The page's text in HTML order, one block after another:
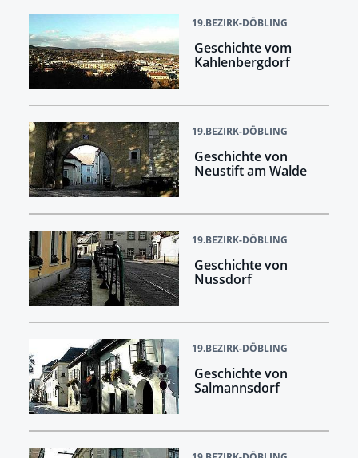
19.BEZIRK-DÖBLING
Geschichte vom
Kahlenbergdorf
19.BEZIRK-DÖBLING
Geschichte von
Neustift am Walde
19.BEZIRK-DÖBLING
Geschichte von
Nussdorf
19.BEZIRK-DÖBLING
Geschichte von
Salmannsdorf